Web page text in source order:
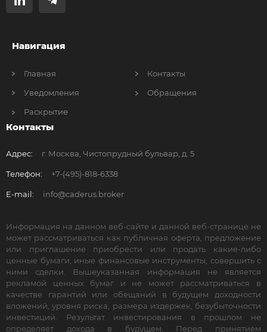
Навигация
Главная
Уведомления
Раскрытие
Контакты
Обращения
Контакты
Адрес: г. Москва, Чистопрудный бульвар, д. 5
Телефон: +7-(495)-818-6338
E-mail: info@caderus.broker
Информация на данном веб-сайте и данной веб-странице не
может рассматриваться как публичная оферта, предложение
или приглашение приобрести или продать какие-либо
ценные бумаги, иные финансовые инструменты, совершить с
ними сделки. Вышеуказанная информация не является
рекламой ценных бумаг и не может рассматриваться в
качестве гарантий или обещаний в будущем доходности
вложений, уровня риска, размера издержек, безубыточности
инвестиций. Результат инвестирования в прошлом не
определяет дохода в будущем. Перед принятием